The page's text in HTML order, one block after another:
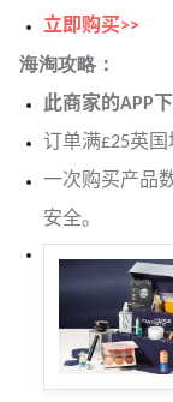
立即购买>>
海淘攻略：
此商家的APP
订单满£25英国
一次购买产品
安全。